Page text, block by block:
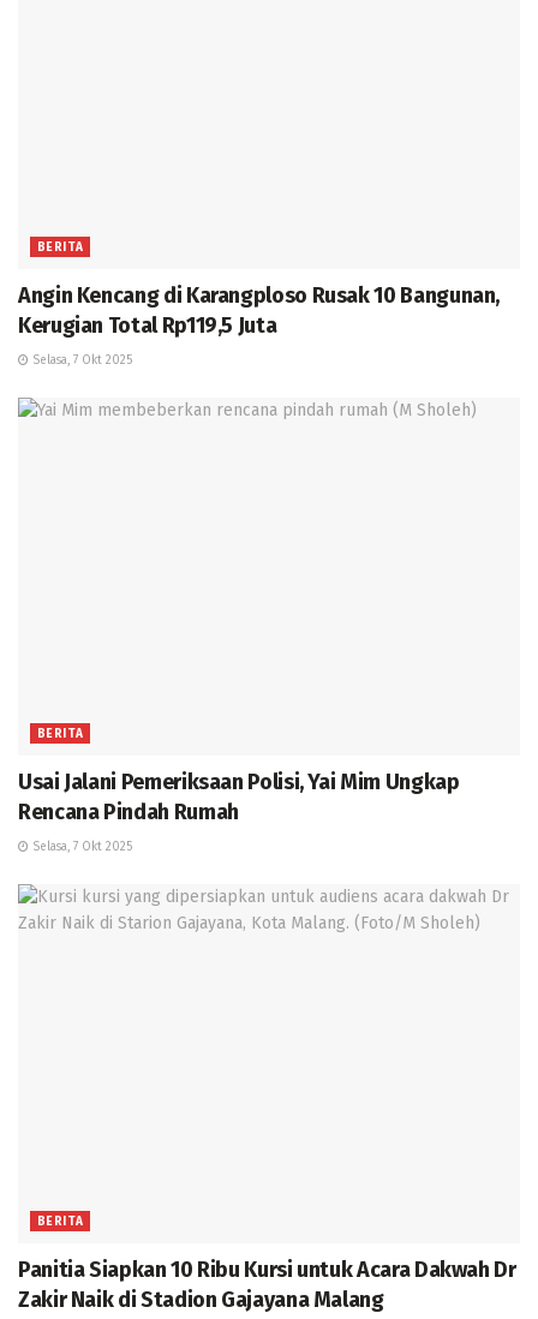
BERITA
Angin Kencang di Karangploso Rusak 10 Bangunan,
Kerugian Total Rp119,5 Juta
Selasa, 7 Okt 2025
BERITA
Usai Jalani Pemeriksaan Polisi, Yai Mim Ungkap
Rencana Pindah Rumah
Selasa, 7 Okt 2025
BERITA
Panitia Siapkan 10 Ribu Kursi untuk Acara Dakwah Dr
Zakir Naik di Stadion Gajayana Malang